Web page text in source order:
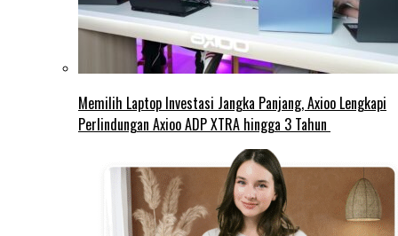
Memilih Laptop Investasi Jangka Panjang, Axioo Lengkapi
Perlindungan Axioo ADP XTRA hingga 3 Tahun